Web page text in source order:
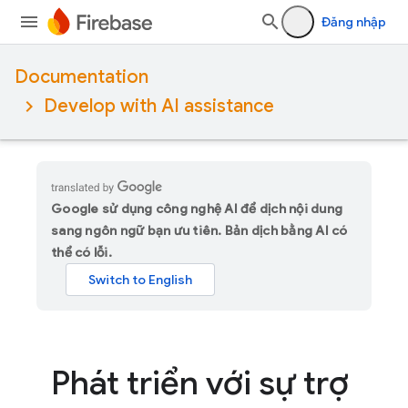
Đăng nhập
Documentation
Develop with AI assistance
Google sử dụng công nghệ AI để dịch nội dung
sang ngôn ngữ bạn ưu tiên. Bản dịch bằng AI có
thể có lỗi.
Phát triển với sự trợ